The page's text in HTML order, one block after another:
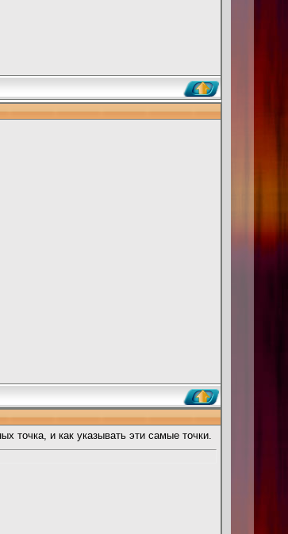
точка, и как указывать эти самые точки.